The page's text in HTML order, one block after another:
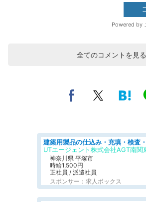
全てのコメントを見る
神奈川県 平塚市
時給1,500円
正社員 / 派遣社員
スポンサー：求人ボックス